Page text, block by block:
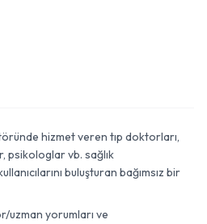
hizmet veren tıp doktorları,
psikologlar vb. sağlık
buluşturan bağımsız bir
uzman yorumları ve